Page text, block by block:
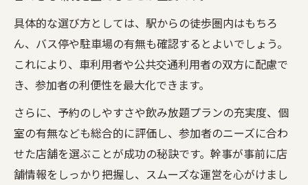
具体的な選び方としては、駅からの徒歩圏内はもちろ
ん、バス停や駐車場の有無も確認するとよいでしょう。
これにより、車利用者や公共交通利用者の双方に配慮で
き、参加者の利便性を最大化できます。
さらに、予約のしやすさや飲み放題プランの充実度、個
室の有無なども総合的に評価し、参加者のニーズに合わ
せた店舗を選ぶことが成功の秘訣です。幹事が事前に店
舗情報をしっかり把握し、スムーズな運営を心がけまし